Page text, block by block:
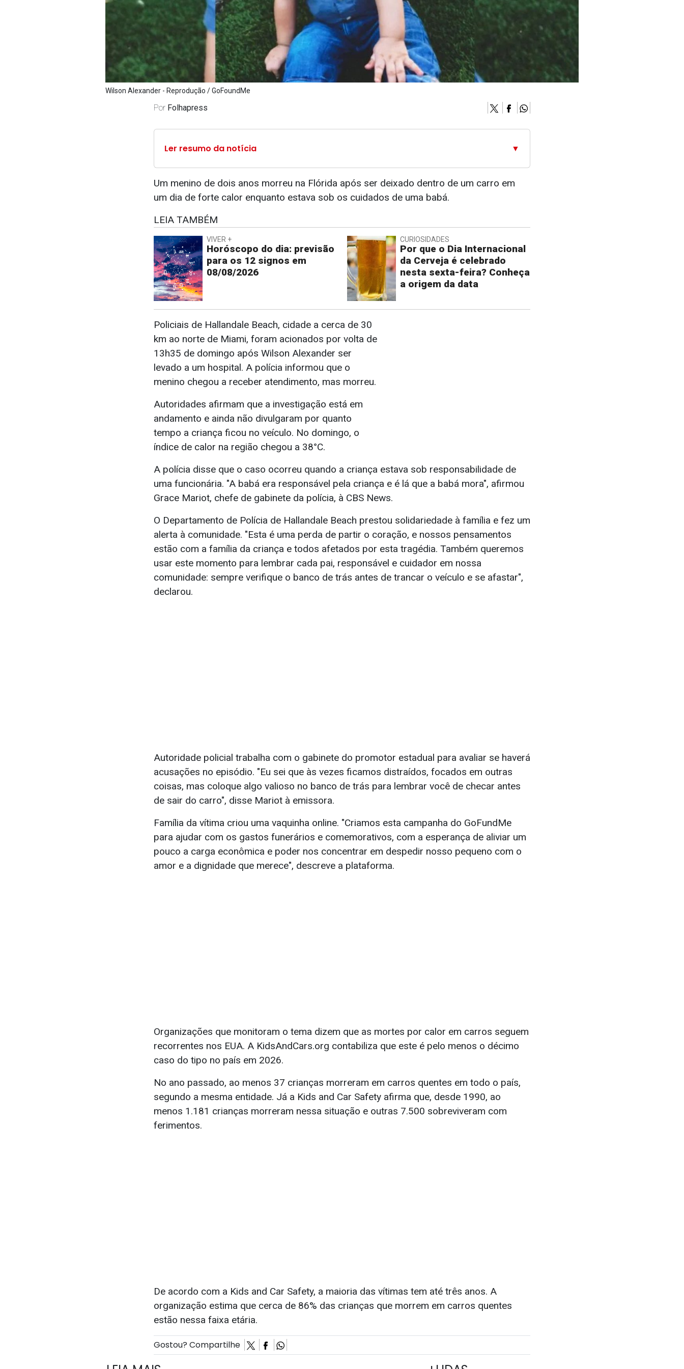
Wilson Alexander - Reprodução / GoFoundMe
Por Folhapress
Ler resumo da notícia ▼
Um menino de dois anos morreu na Flórida após ser deixado dentro de um carro em
um dia de forte calor enquanto estava sob os cuidados de uma babá.
LEIA TAMBÉM
VIVER +
Horóscopo do dia: previsão
para os 12 signos em
08/08/2026
CURIOSIDADES
Por que o Dia Internacional
da Cerveja é celebrado
nesta sexta-feira? Conheça
a origem da data
Policiais de Hallandale Beach, cidade a cerca de 30
km ao norte de Miami, foram acionados por volta de
13h35 de domingo após Wilson Alexander ser
levado a um hospital. A polícia informou que o
menino chegou a receber atendimento, mas morreu.
Autoridades afirmam que a investigação está em
andamento e ainda não divulgaram por quanto
tempo a criança ficou no veículo. No domingo, o
índice de calor na região chegou a 38°C.
A polícia disse que o caso ocorreu quando a criança estava sob responsabilidade de
uma funcionária. "A babá era responsável pela criança e é lá que a babá mora", afirmou
Grace Mariot, chefe de gabinete da polícia, à CBS News.
O Departamento de Polícia de Hallandale Beach prestou solidariedade à família e fez um
alerta à comunidade. "Esta é uma perda de partir o coração, e nossos pensamentos
estão com a família da criança e todos afetados por esta tragédia. Também queremos
usar este momento para lembrar cada pai, responsável e cuidador em nossa
comunidade: sempre verifique o banco de trás antes de trancar o veículo e se afastar",
declarou.
Autoridade policial trabalha com o gabinete do promotor estadual para avaliar se haverá
acusações no episódio. "Eu sei que às vezes ficamos distraídos, focados em outras
coisas, mas coloque algo valioso no banco de trás para lembrar você de checar antes
de sair do carro", disse Mariot à emissora.
Família da vítima criou uma vaquinha online. "Criamos esta campanha do GoFundMe
para ajudar com os gastos funerários e comemorativos, com a esperança de aliviar um
pouco a carga econômica e poder nos concentrar em despedir nosso pequeno com o
amor e a dignidade que merece", descreve a plataforma.
Organizações que monitoram o tema dizem que as mortes por calor em carros seguem
recorrentes nos EUA. A KidsAndCars.org contabiliza que este é pelo menos o décimo
caso do tipo no país em 2026.
No ano passado, ao menos 37 crianças morreram em carros quentes em todo o país,
segundo a mesma entidade. Já a Kids and Car Safety afirma que, desde 1990, ao
menos 1.181 crianças morreram nessa situação e outras 7.500 sobreviveram com
ferimentos.
De acordo com a Kids and Car Safety, a maioria das vítimas tem até três anos. A
organização estima que cerca de 86% das crianças que morrem em carros quentes
estão nessa faixa etária.
Gostou? Compartilhe